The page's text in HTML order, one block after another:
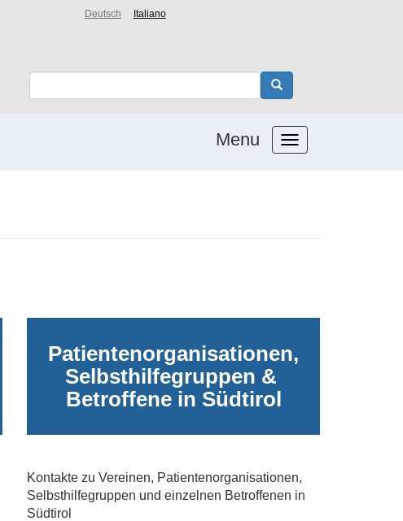
Deutsch Italiano
Menu
Patientenorganisationen,
Selbsthilfegruppen &
Betroffene in Südtirol
Kontakte zu Vereinen, Patientenorganisationen,
Selbsthilfegruppen und einzelnen Betroffenen in
Südtirol